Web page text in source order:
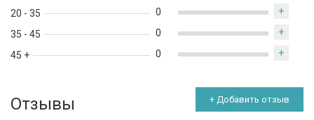
20 - 35
35 - 45
45 +
0 +
0 +
0 +
Отзывы + Добавить отзыв